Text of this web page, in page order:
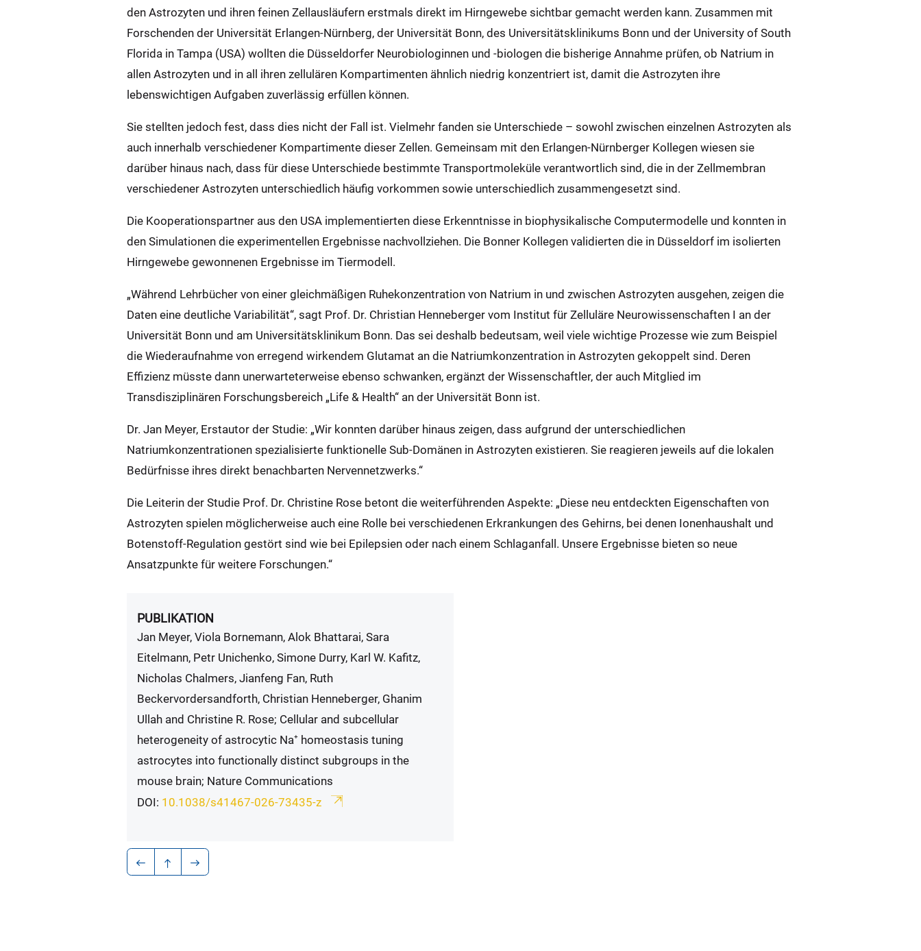
den Astrozyten und ihren feinen Zellausläufern erstmals direkt im Hirngewebe sichtbar gemacht werden kann. Zusammen mit
Forschenden der Universität Erlangen-Nürnberg, der Universität Bonn, des Universitätsklinikums Bonn und der University of South
Florida in Tampa (USA) wollten die Düsseldorfer Neurobiologinnen und -biologen die bisherige Annahme prüfen, ob Natrium in
allen Astrozyten und in all ihren zellulären Kompartimenten ähnlich niedrig konzentriert ist, damit die Astrozyten ihre
lebenswichtigen Aufgaben zuverlässig erfüllen können.
Sie stellten jedoch fest, dass dies nicht der Fall ist. Vielmehr fanden sie Unterschiede – sowohl zwischen einzelnen Astrozyten als
auch innerhalb verschiedener Kompartimente dieser Zellen. Gemeinsam mit den Erlangen-Nürnberger Kollegen wiesen sie
darüber hinaus nach, dass für diese Unterschiede bestimmte Transportmoleküle verantwortlich sind, die in der Zellmembran
verschiedener Astrozyten unterschiedlich häufig vorkommen sowie unterschiedlich zusammengesetzt sind.
Die Kooperationspartner aus den USA implementierten diese Erkenntnisse in biophysikalische Computermodelle und konnten in
den Simulationen die experimentellen Ergebnisse nachvollziehen. Die Bonner Kollegen validierten die in Düsseldorf im isolierten
Hirngewebe gewonnenen Ergebnisse im Tiermodell.
„Während Lehrbücher von einer gleichmäßigen Ruhekonzentration von Natrium in und zwischen Astrozyten ausgehen, zeigen die
Daten eine deutliche Variabilität“, sagt Prof. Dr. Christian Henneberger vom Institut für Zelluläre Neurowissenschaften I an der
Universität Bonn und am Universitätsklinikum Bonn. Das sei deshalb bedeutsam, weil viele wichtige Prozesse wie zum Beispiel
die Wiederaufnahme von erregend wirkendem Glutamat an die Natriumkonzentration in Astrozyten gekoppelt sind. Deren
Effizienz müsste dann unerwarteterweise ebenso schwanken, ergänzt der Wissenschaftler, der auch Mitglied im
Transdisziplinären Forschungsbereich „Life & Health“ an der Universität Bonn ist.
Dr. Jan Meyer, Erstautor der Studie: „Wir konnten darüber hinaus zeigen, dass aufgrund der unterschiedlichen
Natriumkonzentrationen spezialisierte funktionelle Sub-Domänen in Astrozyten existieren. Sie reagieren jeweils auf die lokalen
Bedürfnisse ihres direkt benachbarten Nervennetzwerks.“
Die Leiterin der Studie Prof. Dr. Christine Rose betont die weiterführenden Aspekte: „Diese neu entdeckten Eigenschaften von
Astrozyten spielen möglicherweise auch eine Rolle bei verschiedenen Erkrankungen des Gehirns, bei denen Ionenhaushalt und
Botenstoff-Regulation gestört sind wie bei Epilepsien oder nach einem Schlaganfall. Unsere Ergebnisse bieten so neue
Ansatzpunkte für weitere Forschungen.“
PUBLIKATION
Jan Meyer, Viola Bornemann, Alok Bhattarai, Sara
Eitelmann, Petr Unichenko, Simone Durry, Karl W. Kafitz,
Nicholas Chalmers, Jianfeng Fan, Ruth
Beckervordersandforth, Christian Henneberger, Ghanim
Ullah and Christine R. Rose; Cellular and subcellular
heterogeneity of astrocytic Na⁺ homeostasis tuning
astrocytes into functionally distinct subgroups in the
mouse brain; Nature Communications
DOI: 10.1038/s41467-026-73435-z